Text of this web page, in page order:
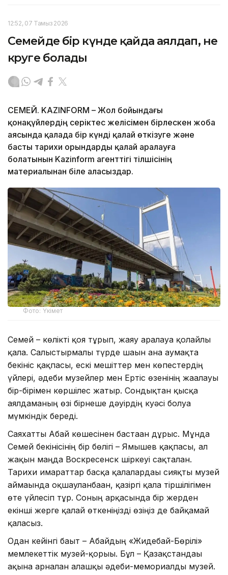
12:52, 07 Тамыз 2026
Семейде бір күнде қайда аялдап, не
көруге болады
СЕМЕЙ. KAZINFORM – Жол бойындағы
қонақүйлердің серіктес желісімен бірлескен жоба
аясында қалада бір күнді қалай өткізуге және
басты тарихи орындарды қалай аралауға
болатынын Kazinform агенттігі тілшісінің
материалынан біле аласыздар.
Фото: Үкімет
Семей – көлікті қоя тұрып, жаяу аралауға қолайлы
қала. Салыстырмалы түрде шағын ғана аумақта
бекініс қақпасы, ескі мешіттер мен көпестердің
үйлері, әдеби музейлер мен Ертіс өзенінің жағалауы
бір-бірімен көршілес жатыр. Сондықтан қысқа
аялдаманың өзі бірнеше дәуірдің куәсі болуға
мүмкіндік береді.
Саяхатты Абай көшесінен бастаған дұрыс. Мұнда
Семей бекінісінің бір бөлігі – Ямышев қақпасы, ал
жақын маңда Воскресенск шіркеуі сақталған.
Тарихи ғимараттар басқа қалалардағы сияқты музей
аймағында оқшауланбаған, қазіргі қала тіршілігімен
өте үйлесіп тұр. Соның арқасында бір жерден
екінші жерге қалай өткеніңізді өзіңіз де байқамай
қаласыз.
Одан кейінгі бағыт – Абайдың «Жидебай-Бөрілі»
мемлекеттік музей-қорығы. Бұл – Қазақстандағы
ақынға арналған алғашқы әдеби-мемориалды музей.